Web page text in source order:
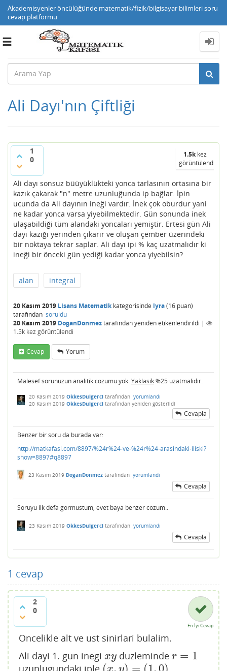
Akademisyenler öncülüğünde matematik/fizik/bilgisayar bilimleri soru
cevap platformu
Toggle
Ali Dayı'nın Çiftliği
1
0
1.5kkez
görüntülendi
Ali dayı sonsuz büüyüklükteki yonca tarlasının ortasına bir
kazık çakarak "n" metre uzunluğunda ip bağlar. İpin
ucunda da Ali dayının ineği vardır. İnek çok oburdur yani
ne kadar yonca varsa yiyebilmektedir. Gün sonunda inek
ulaşabildiği tüm alandaki yoncaları yemiştir. Ertesi gün Ali
dayı kazığı yerinden çıkarır ve oluşan çember üzerindeki
bir noktaya tekrar saplar. Ali dayı ipi % kaç uzatmalıdır ki
ineği bir önceki gün yediği kadar yonca yiyebilsin?
alan integral
20 Kasım 2019 Lisans Matematikkategorisinde lyra(16 puan)
tarafından soruldu
20 Kasım 2019 DoganDonmeztarafındanyeniden etikenlendirildi |
1.5k kez görüntülendi
Cevap Yorum
Malesef sorunuzun analitik cozumu yok.Yaklasik%25 uzatmalidir.
20 Kasım 2019 OkkesDulgerci tarafından yorumlandı
20 Kasım 2019 OkkesDulgerci tarafından yeniden gösterildi
Cevapla
Benzer bir soru da burada var:
http://matkafasi.com/8897/%24r%24-ve-%24r%24-arasindaki-iliski?
show=8897#q8897
23 Kasım 2019 DoganDonmez tarafından yorumlandı
Cevapla
Soruyu ilk defa gormustum, evet baya benzer cozum..
23 Kasım 2019 OkkesDulgerci tarafından yorumlandı
Cevapla
1 cevap
2
0
En İyi Cevap
Oncelikle alt ve ust sinirlari bulalim.
Ali dayi 1. gun inegi xy
xy duzleminder = 1
r=1
uzunlugundaki iple ( , ) = (1,0)